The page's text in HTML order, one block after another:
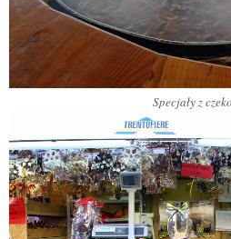
Specjały z